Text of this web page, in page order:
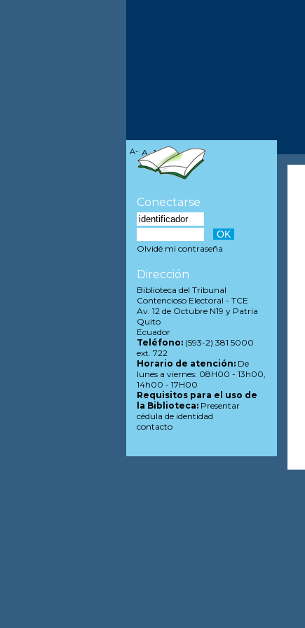
A- A A+
Conectarse
Olvidé mi contraseña
Dirección
Biblioteca del Tribunal
Contencioso Electoral - TCE
Av. 12 de Octubre N19 y Patria
Quito
Ecuador
Teléfono:(593-2) 381 5000
ext. 722
Horario de atención:De
lunes a viernes: 08H00 - 13h00,
14h00 - 17H00
Requisitos para el uso de
la Biblioteca:Presentar
cédula de identidad
contacto